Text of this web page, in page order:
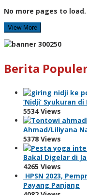
No more pages to load.
View More
Berita
‘Nidji’ Syukuran
5534 Views
Ahmad/Liliyana
5378 Views
Bakal Digelar di
4265 Views
HPSN 2023,
Payang Panjang